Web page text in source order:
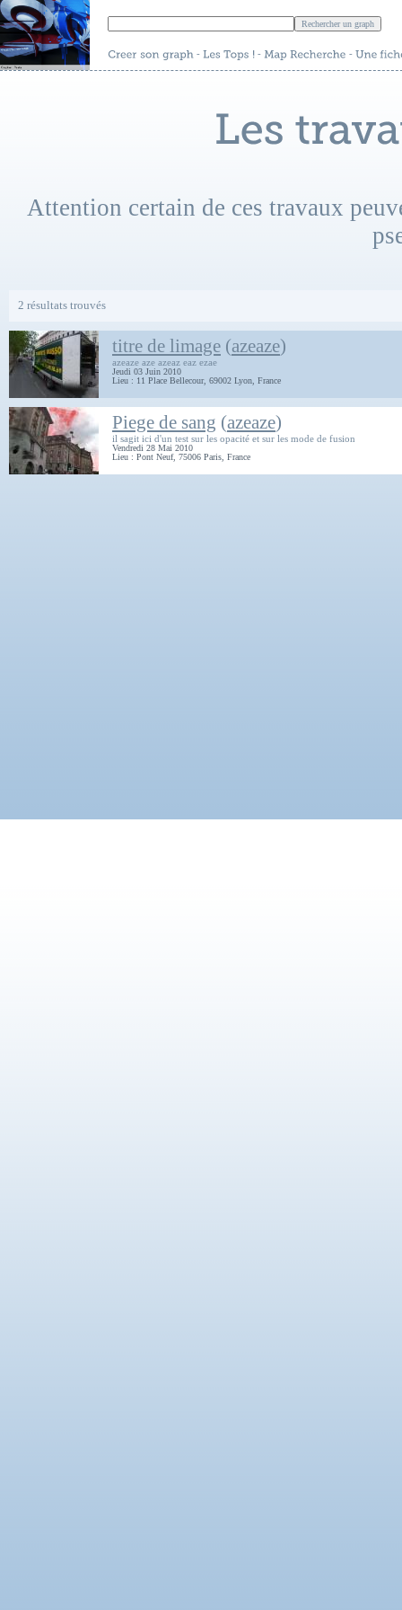
- - -
Attention certain de ces travaux
2 résultats trouvés
titre de limage (azeaze)
azeaze aze azeaz eaz ezae
Jeudi 03 Juin 2010
Lieu : 11 Place Bellecour, 69002 Lyon, France
Piege de sang (azeaze)
il sagit ici d'un test sur les opacité et sur les mode de fusion
Vendredi 28 Mai 2010
Lieu : Pont Neuf, 75006 Paris, France